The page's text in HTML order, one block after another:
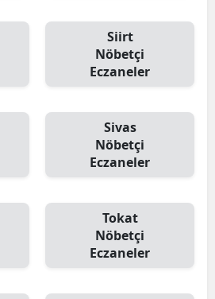
Siirt
Nöbetçi
Eczaneler
Sivas
Nöbetçi
Eczaneler
Tokat
Nöbetçi
Eczaneler